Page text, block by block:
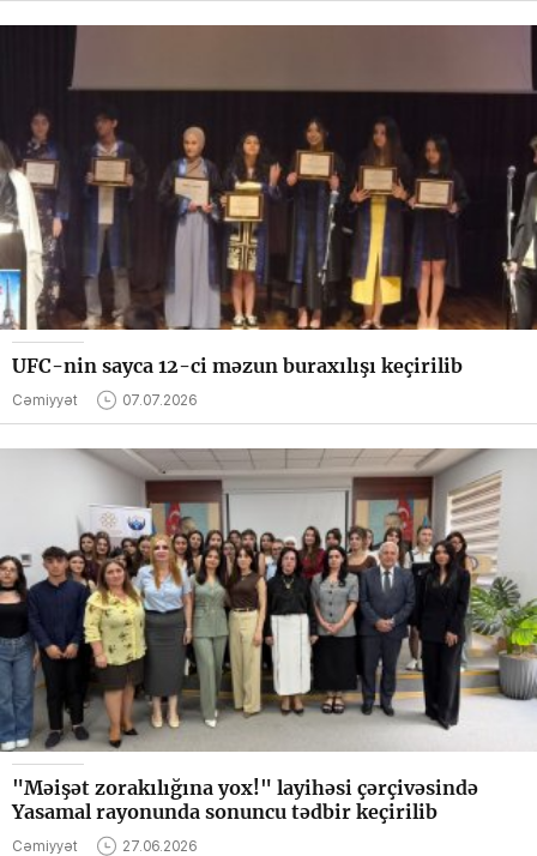
UFC-nin sayca 12-ci məzun buraxılışı keçirilib
Cəmiyyət 07.07.2026
"Məişət zorakılığına yox!" layihəsi çərçivəsində
Yasamal rayonunda sonuncu tədbir keçirilib
Cəmiyyət 27.06.2026